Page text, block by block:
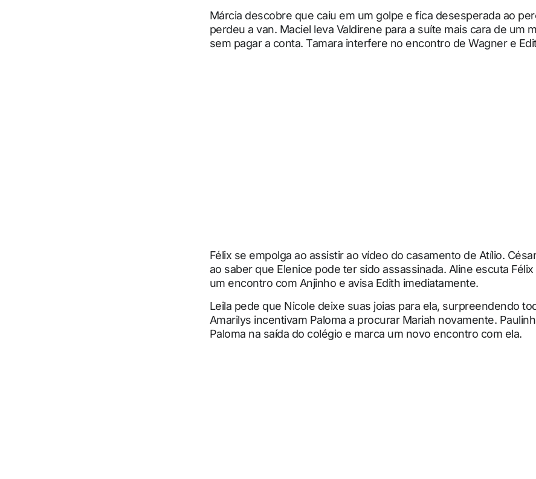
Márcia descobre que caiu em um golpe e fica desesperada ao
perdeu a van. Maciel leva Valdirene para a suíte mais cara de um
sem pagar a conta. Tamara interfere no encontro de Wagner e
Félix se empolga ao assistir ao vídeo do casamento de Atílio.
ao saber que Elenice pode ter sido assassinada. Aline escuta
um encontro com Anjinho e avisa Edith imediatamente.
Leila pede que Nicole deixe suas joias para ela, surpreendendo
Amarilys incentivam Paloma a procurar Mariah novamente.
Paloma na saída do colégio e marca um novo encontro com ela.